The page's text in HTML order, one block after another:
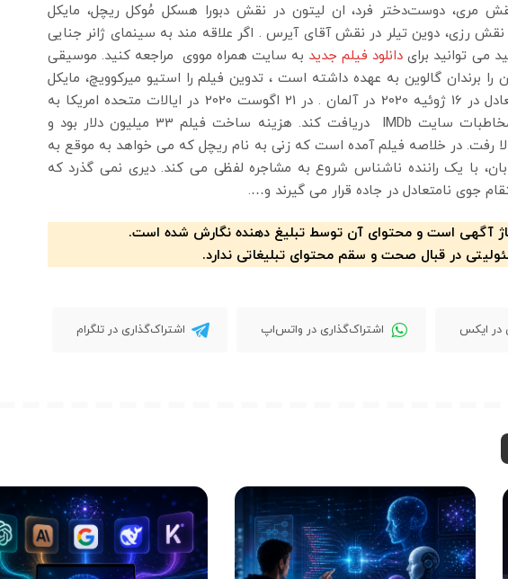
مری، دوست‌دختر فرد، ان لیتون در نقش دبورا هسکل مُوکل ریچل، مایکل
رزی، دوین تیلر در نقش آقای آیرس . اگر علاقه مند به سینمای ژانر جنایی
می توانید برای دانلود فیلم جدید به سایت همراه مووی مراجعه کنید. موسیقی
را برندان گالوین به عهده داشته است ، تدوین فیلم را استیو میرکوویچ، مایکل
کاسکر و تیم مورکوویچ انجام دادند. نامتعادل در 16 ژوئیه 2020 در آلمان . در 21 اگوست 2020 در ایالات متحده امریکا به
نمایش در آمد و توانست امتیاز6 را از مخاطبات سایت IMDb دریافت کند. هزینه ساخت فیلم 33 میلیون دلار بود و
میلیون دلار بالا رفت. در خلاصه فیلم آمده است که زنی به نام ریچل که می خواهد به موقع به
با یک راننده ناشناس شروع به مشاجره لفظی می کند. دیری نمی گذرد که
جوی نامتعادل در جاده قرار می گیرند و….
آگهی است و محتوای آن توسط تبلیغ دهنده نگارش شده است.
در قبال صحت و سقم محتوای تبلیغاتی ندارد.
در ایکس اشتراک‌گذاری در واتس‌اپ اشتراک‌گذاری در تلگرام